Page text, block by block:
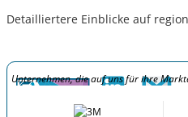
Detailliertere Einblicke auf
Unternehmen, die auf uns für ihre